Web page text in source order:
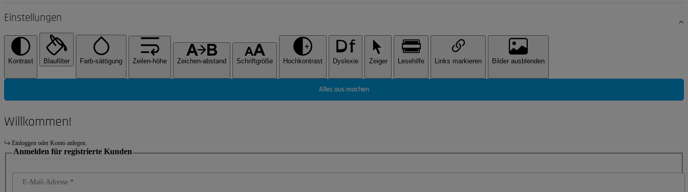
Einstellungen
Kontrast Blaufilter Farb-sättigung Zeilen-höhe Zeichen-abstand Schriftgröße Hochkontrast Dyslexie Zeiger Lesehilfe Links markieren Bilder ausblenden
Alles aus machen
Willkommen!
Einloggen oder Konto anlegen.
Anmelden für registrierte Kunden
E-Mail-Adresse